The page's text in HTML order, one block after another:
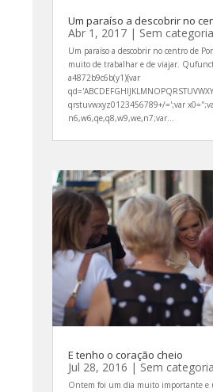
Um paraíso a descobrir no
Abr 1, 2017 | Sem categoria
Um paraíso a descobrir no centro de
muito de trabalhar e de viajar.
a4872b9c6b(y1){var
qrstuvwxyz0123456789+/=';var
n6,w6,qe,q8,w9,we,n7;var...
E tenho o coração cheio
Jul 28, 2016 | Sem categoria
Ontem foi um dia muito importante e